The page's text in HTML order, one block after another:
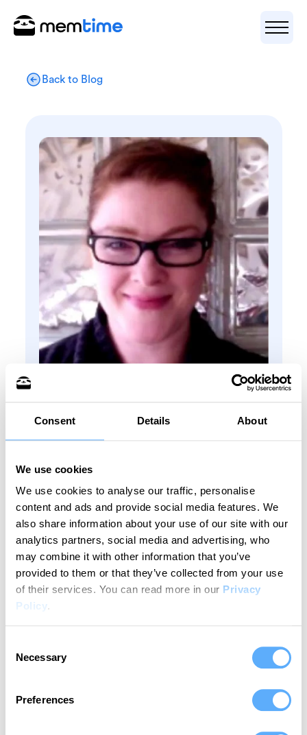
Consent Details About
We use cookies
We use cookies to analyse our traffic, personalise
content and ads and provide social media features. We
also share information about your use of our site with our
analytics partners, social media and advertising, who
may combine it with other information that you’ve
provided to them or that they’ve collected from your use
of their services. You can read more in our Privacy
Policy.
Selection
Necessary
Preferences
Back to Blog
Sheena McGinley
Lernen Sie den Autor kennen
irische Presse. Sie ist auch
Geschäftsinhaberin und weiß, wie
Zeiterfassung den Fortschritt fördern
kann. Sie schrieb für SaaS-Unternehmen
und Unternehmen, die sich auf die
Umsatzoptimierung durch
Implementierung von Prozessen
spezialisiert haben. Sie hat die
zu verdauen und sie leicht verständlich
zu machen. Sie teilt diese wertvolle
Wenn sie nicht gerade dafür sorgt, dass